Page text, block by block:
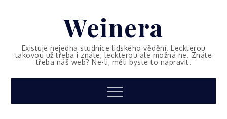
Weinera
Existuje nejedna studnice lidského vědění. Leckterou
takovou už třeba i znáte, leckterou ale možná ne. Znáte
třeba náš web? Ne-li, měli byste to napravit.
Menu